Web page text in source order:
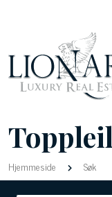
Hjemmeside Søk